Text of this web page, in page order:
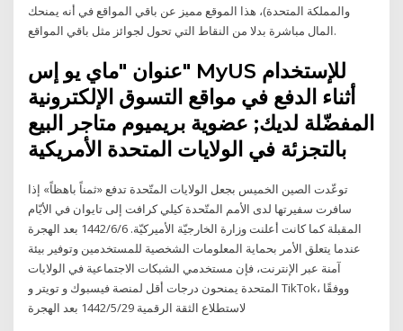
والمملكة المتحدة)، هذا الموقع مميز عن باقي المواقع في أنه يمنحك
المال مباشرة بدلا من النقاط التي تحول لجوائز مثل باقي المواقع.
عنوان "ماي يو إس" MyUS للإستخدام
أثناء الدفع في مواقع التسوق الإلكترونية
المفضّلة لديك; عضوية بريميوم متاجر البيع
توعّدت الصين الخميس بجعل الولايات المتّحدة تدفع «ثمناً باهظاً» إذا
سافرت سفيرتها لدى الأمم المتّحدة كيلي كرافت إلى تايوان في الأيّام
المقبلة كما كانت أعلنت وزارة الخارجيّة الأميركيّة. 6‏‏/6‏‏/1442 بعد الهجرة
عندما يتعلق الأمر بحماية المعلومات الشخصية للمستخدمين وتوفير بيئة
آمنة عبر الإنترنت، فإن مستخدمي الشبكات الاجتماعية في الولايات
المتحدة يمنحون درجات أقل لمنصة فيسبوك و تويتر و TikTok، ووفقًا
لاستطلاع الثقة الرقمية 29‏‏/5‏‏/1442 بعد الهجرة